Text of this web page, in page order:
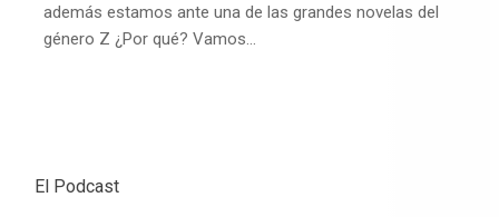
además estamos ante una de las grandes novelas del
género Z ¿Por qué? Vamos…
El Podcast